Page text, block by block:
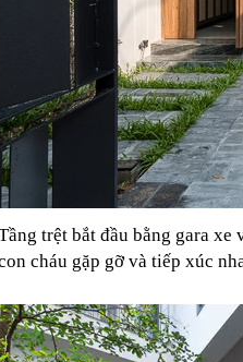
trệt bắt đầu bằng gara
cháu gặp gỡ và tiếp xúc